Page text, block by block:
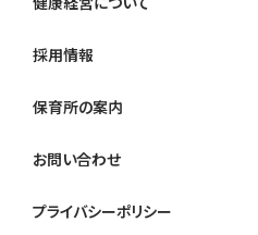
採用情報
保育所の案内
お問い合わせ
プライバシーポリシー